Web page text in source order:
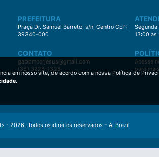
PREFEITURA
Praça Dr. Samuel Barreto, s/n, Centro CEP:
39340-000
Segunda
13:00 às
CONTATO
gabpmcorjesus@gmail.com
(38) 3228-1328
Acesse
para
- 2026. Todos os direitos reservados - AI Brazil
em nosso site, de acordo com a nossa Política de